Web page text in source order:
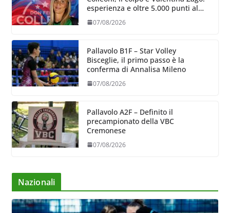
esperienza e oltre 5.000 punti al
07/08/2026
Pallavolo B1F – Star Volley
Bisceglie, il primo passo è la
conferma di Annalisa Mileno
07/08/2026
Pallavolo A2F – Definito il
precampionato della VBC
Cremonese
07/08/2026
Nazionali